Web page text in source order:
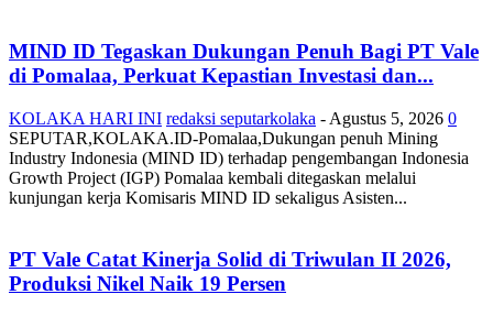
MIND ID Tegaskan Dukungan Penuh Bagi PT Vale
di Pomalaa, Perkuat Kepastian Investasi dan...
KOLAKA HARI INI redaksi seputarkolaka - Agustus 5, 2026 0
SEPUTAR,KOLAKA.ID-Pomalaa,Dukungan penuh Mining
Industry Indonesia (MIND ID) terhadap pengembangan Indonesia
Growth Project (IGP) Pomalaa kembali ditegaskan melalui
kunjungan kerja Komisaris MIND ID sekaligus Asisten...
PT Vale Catat Kinerja Solid di Triwulan II 2026,
Produksi Nikel Naik 19 Persen